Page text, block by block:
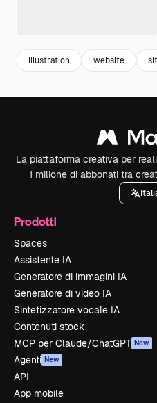
illustration website
La piattaforma creativa per
1 milione di abbonati tra
Prodotti
Spaces
Assistente IA
Generatore di immagini IA
Generatore di video IA
Sintetizzatore vocale IA
Contenuti stock
MCP per Claude/ChatGPT New
Agenti New
API
App mobile